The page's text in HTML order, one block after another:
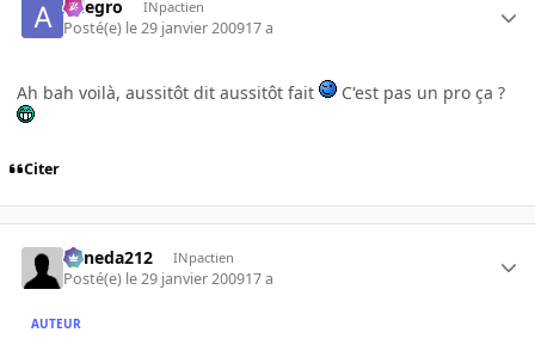
Allegro INpactien
Posté(e) le 29 janvier 200917 a
Ah bah voilà, aussitôt dit aussitôt fait C'est pas un pro ça ?
Citer
keneda212 INpactien
Posté(e) le 29 janvier 200917 a
AUTEUR